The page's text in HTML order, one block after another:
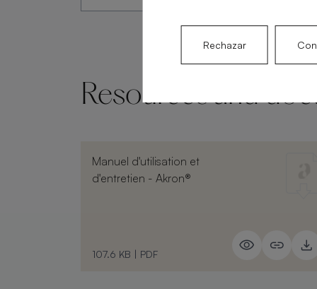
Resources and
Manuel d'utilisation et
d'entretien - Akron®
107.6 KB | PDF
Rechazar